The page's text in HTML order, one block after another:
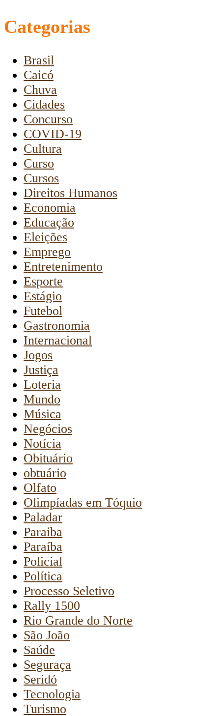
Categorias
Brasil
Caicó
Chuva
Cidades
Concurso
COVID-19
Cultura
Curso
Cursos
Direitos Humanos
Economia
Educação
Eleições
Emprego
Entretenimento
Esporte
Estágio
Futebol
Gastronomia
Internacional
Jogos
Justiça
Loteria
Mundo
Música
Negócios
Notícia
Obituário
obtuário
Olfato
Olimpíadas em Tóquio
Paladar
Paraiba
Paraíba
Policial
Política
Processo Seletivo
Rally 1500
Rio Grande do Norte
São João
Saúde
Seguraça
Seridó
Tecnologia
Turismo